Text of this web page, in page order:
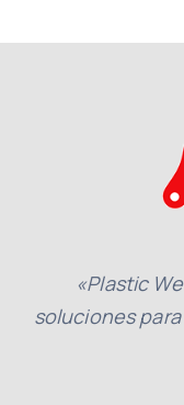
«Plastic
soluciones